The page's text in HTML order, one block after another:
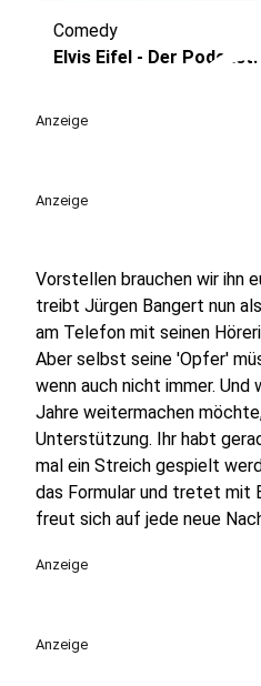
Comedy
Elvis Eifel - Der
Anzeige
Anzeige
Vorstellen brauchen wir ihn
treibt Jürgen Bangert nun
am Telefon mit seinen
Aber selbst seine 'Opfer'
wenn auch nicht immer. Und
Jahre weitermachen
Unterstützung. Ihr habt
mal ein Streich gespielt
das Formular und tretet mit
freut sich auf jede neue
Anzeige
Anzeige